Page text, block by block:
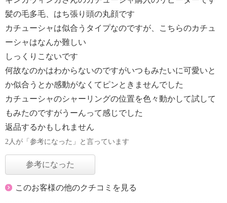
髪の毛多毛、はち張り頭の丸顔です
カチューシャは似合うタイプなのですが、こちらのカチュ
ーシャはなんか難しい
しっくりこないです
何故なのかはわからないのですがいつもみたいに可愛いと
か似合うとか感動がなくてピンときませんでした
カチューシャのシャーリングの位置を色々動かして試して
もみたのですがうーんって感じでした
返品するかもしれません
2人が「参考になった」と言っています
参考になった
このお客様の他のクチコミを見る